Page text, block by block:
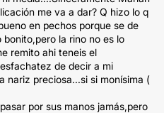
me va a dar? Q hizo lo q
en pechos porque se de
la rino no es lo
remito ahi teneis el
de decir a mi
nariz preciosa...si si monísima (
por sus manos jamás,pero